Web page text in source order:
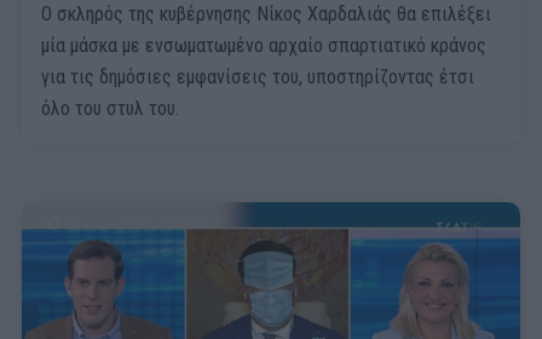
Ο σκληρός της κυβέρνησης Νίκος Χαρδαλιάς θα επιλέξει
μία μάσκα με ενσωματωμένο αρχαίο σπαρτιατικό κράνος
για τις δημόσιες εμφανίσεις του, υποστηρίζοντας έτσι
όλο του στυλ του.